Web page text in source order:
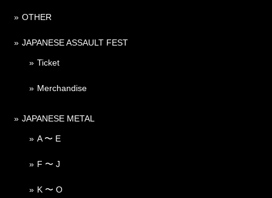
OTHER
JAPANESE ASSAULT FEST
Ticket
Merchandise
JAPANESE METAL
A 〜 E
F 〜 J
K 〜 O